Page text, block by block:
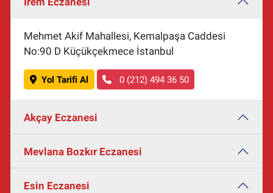
Mehmet Akif Mahallesi, Kemalpaşa Caddesi
No:90 D Küçükçekmece İstanbul
Yol Tarifi Al 0 (212) 494 36 50
Akçay Eczanesi
Mevlana Bozkır Eczanesi
Esin Eczanesi